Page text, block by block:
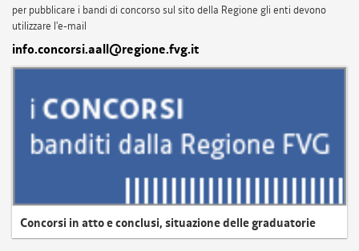
per pubblicare i bandi di concorso sul sito della Regione gli enti devono
utilizzare l'e-mail
info.concorsi.aall@regione.fvg.it
Concorsi in atto e conclusi, situazione delle graduatorie